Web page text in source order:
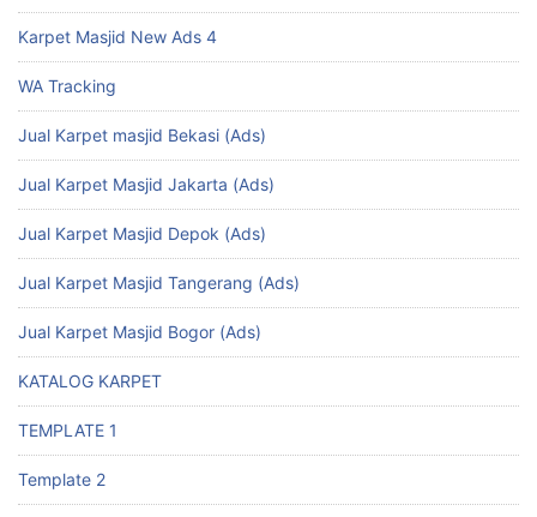
Karpet Masjid New Ads 4
WA Tracking
Jual Karpet masjid Bekasi (Ads)
Jual Karpet Masjid Jakarta (Ads)
Jual Karpet Masjid Depok (Ads)
Jual Karpet Masjid Tangerang (Ads)
Jual Karpet Masjid Bogor (Ads)
KATALOG KARPET
TEMPLATE 1
Template 2